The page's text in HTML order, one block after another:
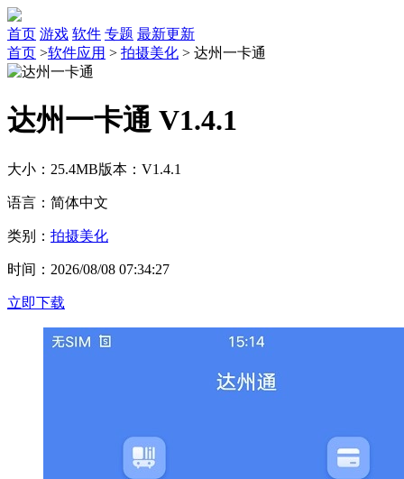
首页 游戏 软件 专题 最新更新
首页 >软件应用 > 拍摄美化 > 达州一卡通
达州一卡通 V1.4.1
大小：25.4MB版本：V1.4.1
语言：简体中文
类别： 拍摄美化
时间：2026/08/08 07:34:27
立即下载